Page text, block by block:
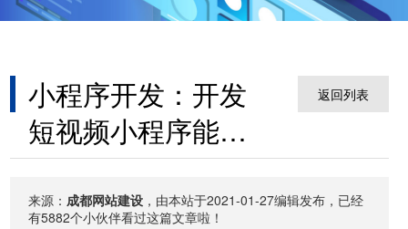
小程序开发：开发
短视频小程序能为
商家带来什么价值
返回列表
来源：成都网站建设 ，由本站于2021-01-27编辑发布，已经
有5882个小伙伴看过这篇文章啦！